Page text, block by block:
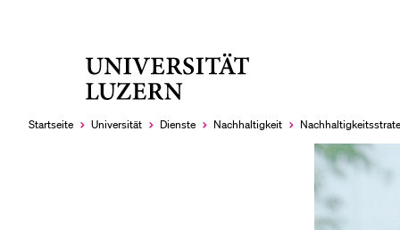
Startseite Universität Dienste Nachhaltigkeit
LETZTE SUCHEN